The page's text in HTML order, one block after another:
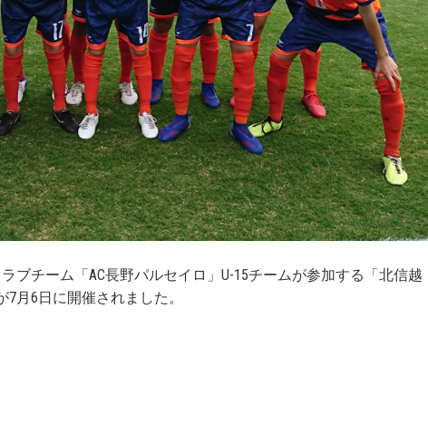
ブチーム「AC長野パルセイロ」U-15チームが参加する「北信越
月6日に開催されました。